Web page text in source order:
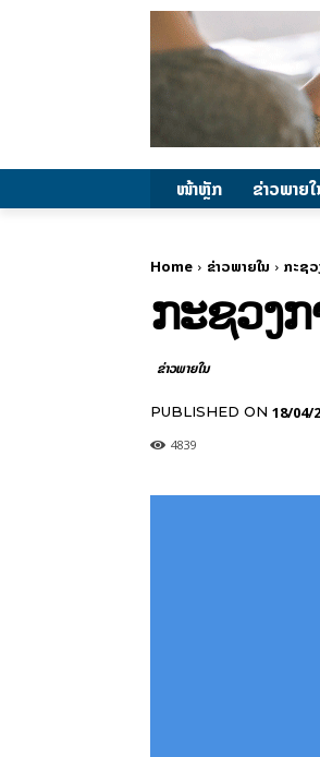
ໜ້າຫຼັກ ຂ່າວພາຍ​
Home ຂ່າວພາຍ​ໃນ ກະຊວ
ກະຊວງກ
ຂ່າວພາຍ​ໃນ
PUBLISHED ON 18/04/
4839